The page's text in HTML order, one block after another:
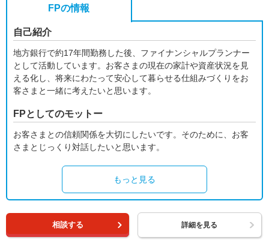
FPの情報
自己紹介
地方銀行で約17年間勤務した後、ファイナンシャルプランナー
として活動しています。お客さまの現在の家計や資産状況を見
える化し、将来にわたって安心して暮らせる仕組みづくりをお
客さまと一緒に考えたいと思います。
FPとしてのモットー
お客さまとの信頼関係を大切にしたいです。そのために、お客
さまとじっくり対話したいと思います。
もっと見る
相談する 詳細を見る